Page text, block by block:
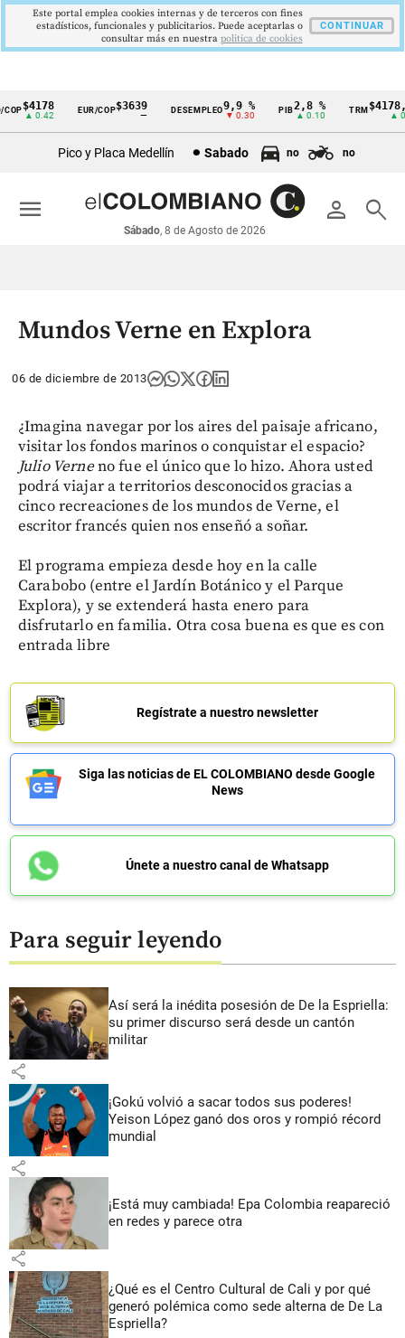
Cintillo
económicos
Colombia
$4178
▲ 0.42
EUR/COP$3639 DESEMPLEO 9,9 %
▼ 0.30
PIB2,8 %
▲ 0.10
TRM
▲
Pico y Placa Medellín Sabado no no
person search
Sábado, 8 de Agosto de 2026
menu
Mundos Verne en Explora
06 de diciembre de 2013
¿Imagina navegar por los aires del paisaje africano,
visitar los fondos marinos o conquistar el espacio?
Julio Verneno fue el único que lo hizo. Ahora usted
podrá viajar a territorios desconocidos gracias a
cinco recreaciones de los mundos de Verne, el
escritor francés quien nos enseñó a soñar.
El programa empieza desde hoy en la calle
Carabobo (entre el Jardín Botánico y el Parque
Explora), y se extenderá hasta enero para
disfrutarlo en familia. Otra cosa buena es que es con
entrada libre
Regístrate a nuestro newsletter
Siga las noticias de EL COLOMBIANO desde Google
News
Únete a nuestro canal de Whatsapp
Para seguir leyendo
Así será la inédita posesión de De la Espriella:
su primer discurso será desde un cantón
militar
share
¡Gokú volvió a sacar todos sus poderes!
Yeison López ganó dos oros y rompió récord
mundial
share
¡Está muy cambiada! Epa Colombia reapareció
en redes y parece otra
share
¿Qué es el Centro Cultural de Cali y por qué
generó polémica como sede alterna de De La
Espriella?
Este portal emplea cookies internas y de terceros con fines
estadísticos, funcionales y publicitarios. Puede aceptarlas o
consultar más en nuestra politica de cookies
CONTINUAR